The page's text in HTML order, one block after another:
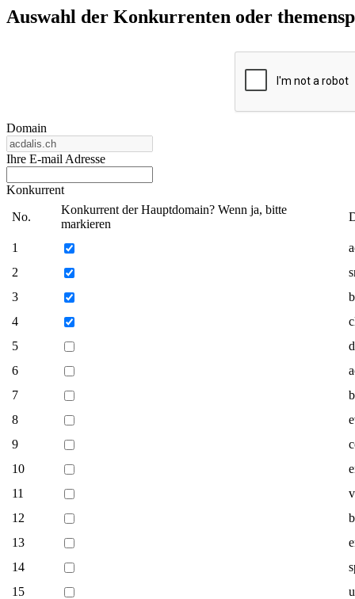
Auswahl der Konkurrenten oder
Domain
Ihre E-mail Adresse
Konkurrent
No.
Konkurrent der Hauptdomain? Wenn ja, bitte
markieren
1
2
3
4
5
6
7
8
9
10
11
12
13
14
15